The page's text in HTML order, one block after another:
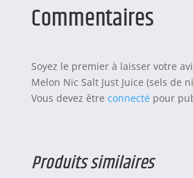
Commentaires
Soyez le premier à laisser votre
Melon Nic Salt Just Juice (sels de
Vous devez être connecté pour
Produits similaires